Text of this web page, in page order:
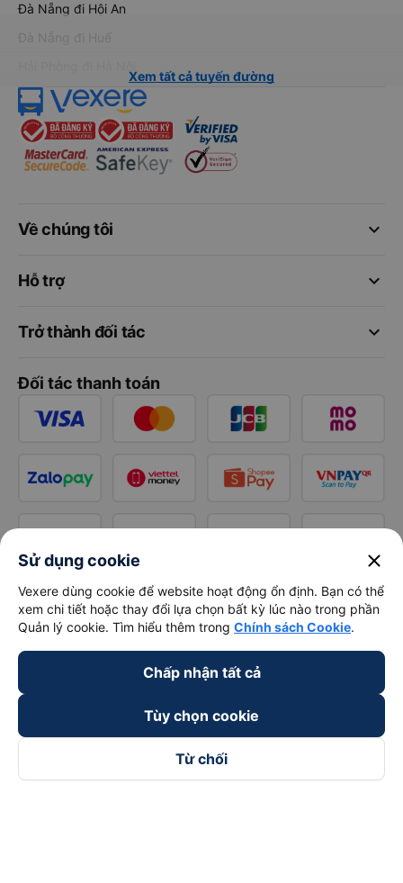
Đà Nẵng đi Hội An
Đà Nẵng đi Huế
Xem tất cả tuyến đường
keyboard_arrow_down
Về chúng tôi
keyboard_arrow_down
Hỗ trợ
keyboard_arrow_down
Trở thành đối tác
Đối tác thanh toán
Sử dụng cookie close
Vexere dùng cookie để website hoạt động ổn định. Bạn có thể
xem chi tiết hoặc thay đổi lựa chọn bất kỳ lúc nào trong phần
Quản lý cookie. Tìm hiểu thêm trong Chính sách Cookie.
Chấp nhận tất cả
Tùy chọn cookie
Từ chối